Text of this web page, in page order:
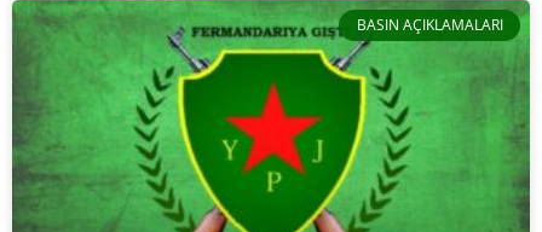
BASIN AÇIKLAMALARI